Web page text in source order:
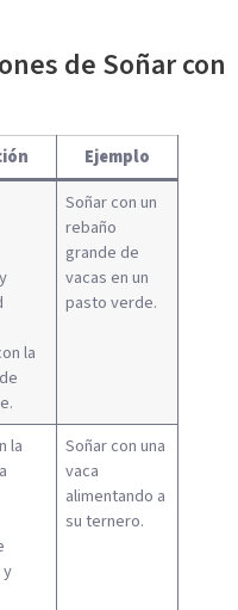
de Soñar con
Ejemplo
la
Soñar con un
rebaño
grande de
vacas en un
pasto verde.
la
Soñar con una
vaca
alimentando a
su ternero.